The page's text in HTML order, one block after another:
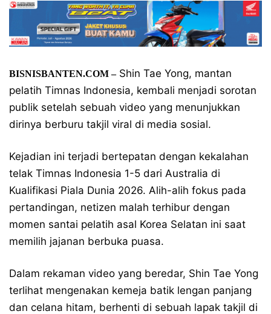
BISNISBANTEN.COM –Shin Tae Yong, mantan
pelatih Timnas Indonesia, kembali menjadi sorotan
publik setelah sebuah video yang menunjukkan
dirinya berburu takjil viral di media sosial.
Kejadian ini terjadi bertepatan dengan kekalahan
telak Timnas Indonesia 1-5 dari Australia di
Kualifikasi Piala Dunia 2026. Alih-alih fokus pada
pertandingan, netizen malah terhibur dengan
momen santai pelatih asal Korea Selatan ini saat
memilih jajanan berbuka puasa.
Dalam rekaman video yang beredar, Shin Tae Yong
terlihat mengenakan kemeja batik lengan panjang
dan celana hitam, berhenti di sebuah lapak takjil di